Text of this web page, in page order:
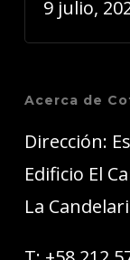
9 julio,
Acerca de
Dirección:
Edificio El
La